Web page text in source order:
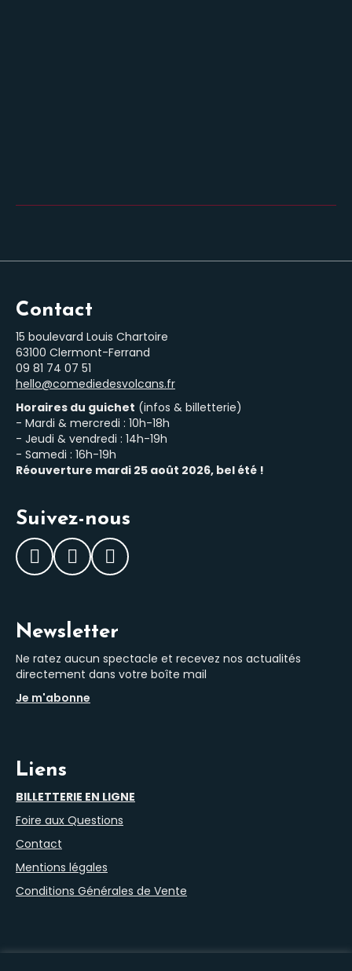
Contact
15 boulevard Louis Chartoire
63100 Clermont-Ferrand
‭09 81 74 07 51‬
hello@comediedesvolcans.fr
Horaires du guichet (infos & billetterie)
- Mardi & mercredi : 10h-18h
- Jeudi & vendredi : 14h-19h
- Samedi : 16h-19h
Réouverture mardi 25 août 2026, bel été !
Suivez-nous
Facebook
InstagramLinkedIn
Newsletter
Ne ratez aucun spectacle et recevez nos actualités
directement dans votre boîte mail
Je m'abonne
Liens
BILLETTERIE EN LIGNE
Foire aux Questions
Contact
Mentions légales
Conditions Générales de Vente